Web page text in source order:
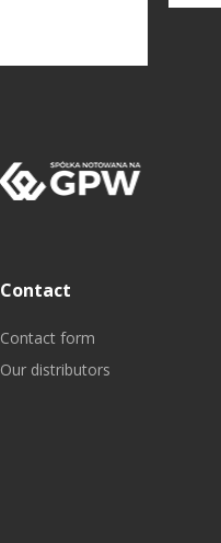
Contact
Contact form
Our distributors